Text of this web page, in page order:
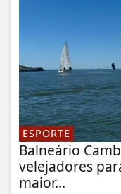
ESPORTE
Balneário
velejadores
maior...